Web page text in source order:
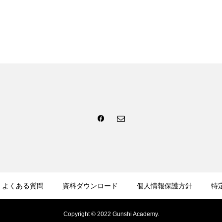
よくある質問 資料ダウンロード 個人情報保護方針 特
Copyright © 2022 Gunshi Academy.